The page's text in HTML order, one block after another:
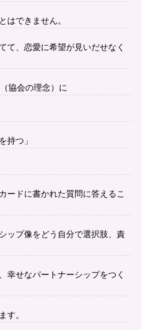
はできません。
て、恋愛に希望が見いだせなく
協会の理念）に
持つ」
ードに書かれた質問に答えるこ
ップ像をどう自分で選択肢、責
幸せなパートナーシップをつく
す。